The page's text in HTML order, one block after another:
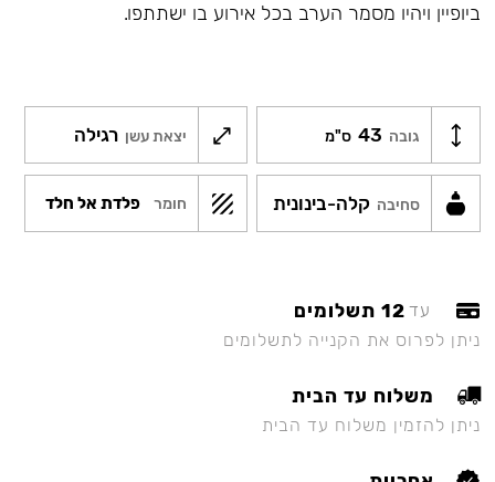
ביופיין ויהיו מסמר הערב בכל אירוע בו ישתתפו.
גובה 43 ס"מ יצאת עשן רגילה
סחיבה קלה-בינונית חומר פלדת אל חלד
עד 12 תשלומים
ניתן לפרוס את הקנייה לתשלומים
משלוח עד הבית
ניתן להזמין משלוח עד הבית